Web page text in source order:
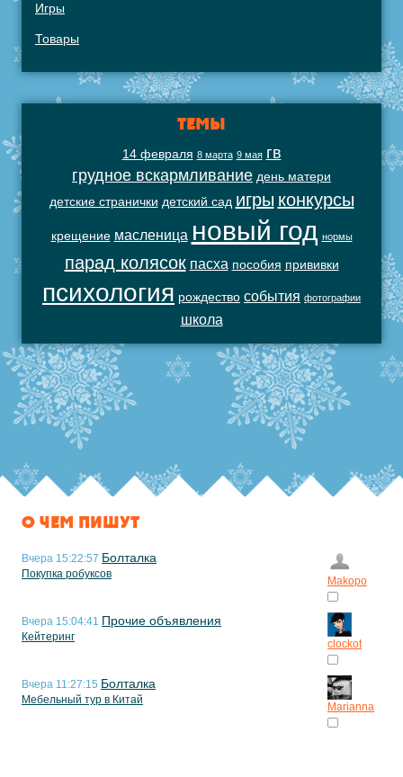
Игры
Товары
ТЕМЫ
14 февраля 8 марта 9 мая гв
грудное вскармливание день матери
детские странички детский сад игры конкурсы
крещение масленица новый год нормы
парад колясок пасха пособия прививки
психология рождество события фотографии
школа
О ЧЕМ ПИШУТ
Вчера 15:22:57 Болталка
Покупка робуксов
Makopo
Вчера 15:04:41 Прочие объявления
Кейтеринг
clockot
Вчера 11:27:15 Болталка
Мебельный тур в Китай
Marianna